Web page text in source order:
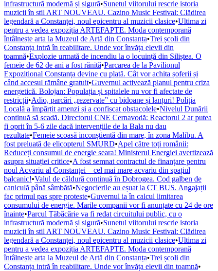
infrastructură modernă și sigură•Sunetul viitorului rescrie istoria
muzicii în stil ART NOUVEAU. Cazino Music Festival: Clădirea
legendară a Constanței, noul epicentru al muzicii clasice•Ultima zi
pentru a vedea expoziția ARTEFAPTE. Moda contemporană
întâlnește arta la Muzeul de Artă din Constanța•Trei școli din
Constanța intră în reabilitare. Unde vor învăța elevii din
toamnă•Explozie urmată de incendiu la o locuință din Siliștea. O
femeie de 62 de ani a fost rănită•Parcarea de la Pavilionul
Expozițional Constanța devine cu plată. Cât vor achita șoferii și
când accesul rămâne gratuit•Guvernul activează planul pentru criza
energetică. Bolojan: Populația și spitalele nu vor fi afectate de
restricții•Adio, parcări „rezervate” cu bidoane și lanțuri! Poliția
Locală a împărțit amenzi și a confiscat obstacolele•Nivelul Dunării
continuă să scadă. Directorul CNE Cernavodă: Reactorul 2 ar putea
fi oprit în 5-6 zile dacă intervențiile de la Bala nu dau
rezultate•Femeie scoasă inconștientă din mare, în zona Malibu. A
fost preluată de elicopterul SMURD•Apel către toți românii:
Reduceți consumul de energie seara! Ministerul Energiei avertizează
asupra situației critice•A fost semnat contractul de finanțare pentru
noul Acvariu al Constanței – cel mai mare acvariu din spațiul
balcanic!•Valul de căldură continuă în Dobrogea. Cod galben de
caniculă până sâmbătă•Negocierile au eșuat la CT BUS. Angajații
fac primul pas spre proteste•Guvernul ia în calcul limitarea
consumului de energie. Marile companii vor fi anunțate cu 24 de ore
înainte•Parcul Tăbăcărie va fi redat circuitului public, cu o
infrastructură modernă și sigură•Sunetul viitorului rescrie istoria
muzicii în stil ART NOUVEAU. Cazino Music Festival: Clădirea
legendară a Constanței, noul epicentru al muzicii clasice•Ultima zi
pentru a vedea expoziția ARTEFAPTE. Moda contemporană
întâlnește arta la Muzeul de Artă din Constanța•Trei școli din
Constanța intră în reabilitare. Unde vor învăța elevii din toamnă•